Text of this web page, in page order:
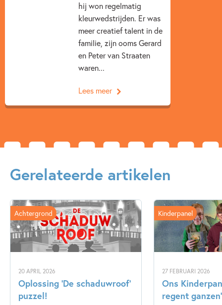
hij won regelmatig
kleurwedstrijden. Er was
meer creatief talent in de
familie, zijn ooms Gerard
en Peter van Straaten
waren...
Lees meer
Gerelateerde artikelen
20 APRIL 2026
Oplossing ‘De schaduwroof’
puzzel!
Achtergrond
27 FEBRUARI 2026
Ons
regent ganzen’
Kinderpanel